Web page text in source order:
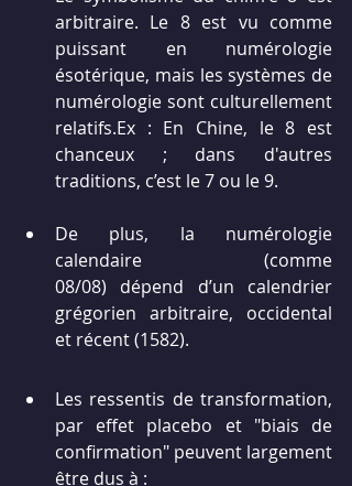
arbitraire. Le 8 est vu comme
puissant en numérologie
ésotérique, mais les systèmes de
numérologie sont culturellement
relatifs.Ex : En Chine, le 8 est
chanceux ; dans d'autres
traditions, c’est le 7 ou le 9.
De plus, la numérologie
calendaire (comme
08/08) dépend d’un calendrier
grégorien arbitraire, occidental
et récent (1582).
Les ressentis de transformation,
par effet placebo et "biais de
confirmation" peuvent largement
être dus à :